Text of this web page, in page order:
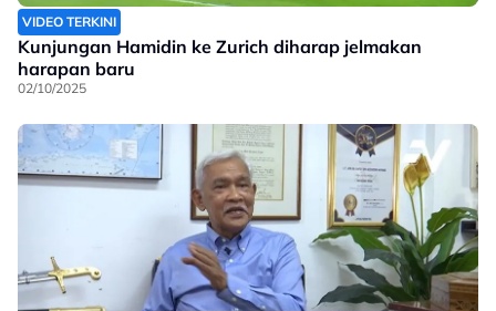
VIDEO TERKINI
Kunjungan Hamidin ke Zurich diharap jelmakan
harapan baru
02/10/2025